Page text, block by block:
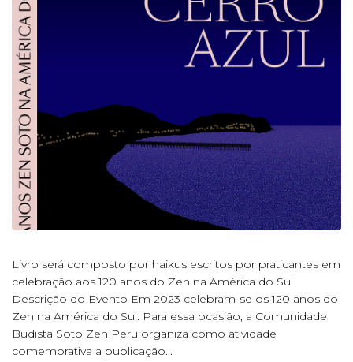
Livro será composto por haikus escritos por praticantes em
celebração aos 120 anos do Zen na América do Sul
Descrição do Evento ​Em 2023 celebram-se os 120 anos do
Zen na América do Sul. Para essa ocasião, a Comunidade
Budista Soto Zen Peru organiza como atividade
comemorativa a publicação...